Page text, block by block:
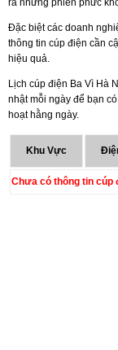
ra những phiền phức
Đặc biệt các doanh
thông tin cúp điện cần
hiệu quả.
Lịch cúp điện Ba Vì Hà
nhật mỗi ngày để bạn
hoạt hằng ngày.
Khu Vực
Chưa có thông tin